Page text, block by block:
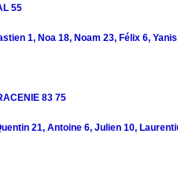
55
1, Noa 18, Noam 23, Félix 6,
83 75
21, Antoine 6, Julien 10,